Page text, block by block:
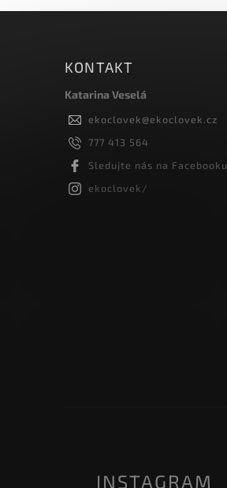
KONTAKT
Katarina Veselá
ekoclovek@ekoclovek.cz
777 413 564
Sledujte nás na Facebooku
ekoclovek/
INSTAGRAM